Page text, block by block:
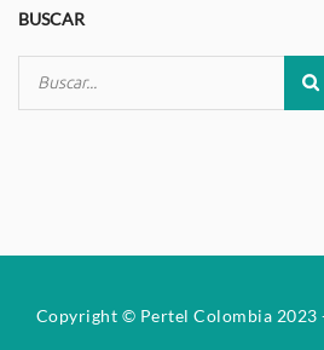
BUSCAR
Copyright © Pertel Colombia 2023